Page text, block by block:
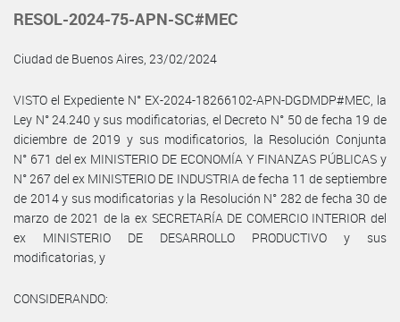
RESOL-2024-75-APN-SC#MEC
Ciudad de Buenos Aires, 23/02/2024
VISTO el Expediente N° EX-2024-18266102-APN-DGDMDP#MEC, la
Ley N° 24.240 y sus modificatorias, el Decreto N° 50 de fecha 19 de
diciembre de 2019 y sus modificatorios, la Resolución Conjunta
N° 671 del ex MINISTERIO DE ECONOMÍA Y FINANZAS PÚBLICAS y
N° 267 del ex MINISTERIO DE INDUSTRIA de fecha 11 de septiembre
de 2014 y sus modificatorias y la Resolución N° 282 de fecha 30 de
marzo de 2021 de la ex SECRETARÍA DE COMERCIO INTERIOR del
ex MINISTERIO DE DESARROLLO PRODUCTIVO y sus
modificatorias, y
CONSIDERANDO: